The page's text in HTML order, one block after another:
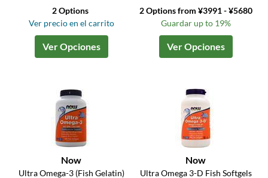
2 Options
Ver precio en el carrito
Ver Opciones
2 Options from ¥3991 - ¥5680
Guardar up to 19%
Ver Opciones
Now
Ultra Omega-3 (Fish Gelatin)
Now
Ultra Omega 3-D Fish Softgels